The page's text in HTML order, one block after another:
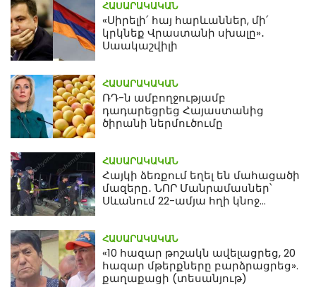
ՀԱՍԱՐԱԿԱԿԱՆ
«Սիրելի՛ հայ հարևաններ, մի՛
կրկնեք Վրաստանի սխալը»․
Սաակաշվիլի
ՀԱՍԱՐԱԿԱԿԱՆ
ՌԴ-ն ամբողջությամբ
դադարեցրեց Հայաստանից
ծիրանի ներմուծումը
ՀԱՍԱՐԱԿԱԿԱՆ
Հայկի ձեռքում եղել են մահացածի
մազերը․ ՆՈՐ Մանրամասներ՝
Սևանում 22-ամյա հղի կնոջ
ՀԱՍԱՐԱԿԱԿԱՆ
«10 հազար թոշակն ավելացրեց, 20
հազար մթերքները բարձրացրեց».
քաղաքացի (տեսանյութ)